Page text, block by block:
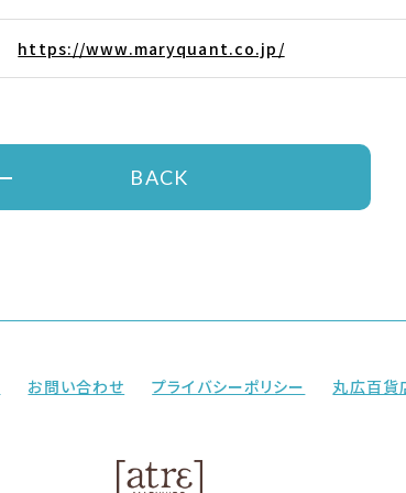
https://www.maryquant.co.jp/
BACK
お問い合わせ プライバシーポリシー 丸広百貨